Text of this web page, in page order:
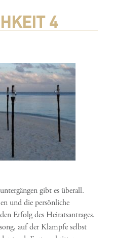
4
gibt es überall.
und die persönliche
Erfolg des Heiratsantrages.
auf der Klampfe selbst